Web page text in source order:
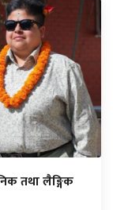
तथा लैङ्गिक